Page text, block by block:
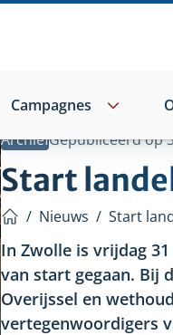
Campagnes
Start
ArchiefGepubliceerd op
/ Nieuws / Start
In Zwolle is vrijdag
van start gegaan. Bij
Overijssel en
vertegenwoordigers